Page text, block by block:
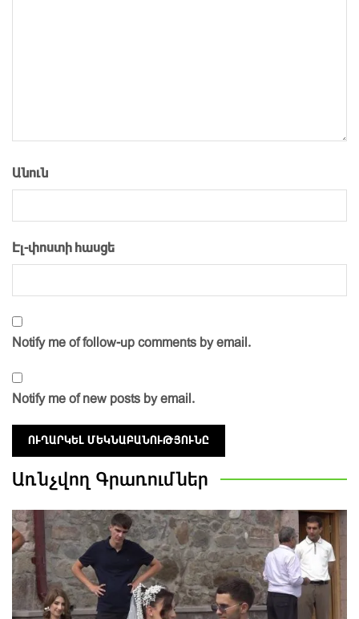
Անուն
Էլ-փոստի հասցե
Notify me of follow-up comments by email.
Notify me of new posts by email.
Առնչվող Գրառումներ